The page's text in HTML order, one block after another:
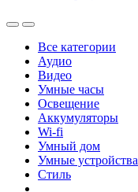
Все категории
Аудио
Видео
Умные часы
Освещение
Аккумуляторы
Wi-fi
Умный дом
Умные устройства
Стиль